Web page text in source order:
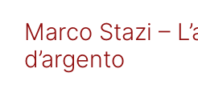
Marco Stazi –
d’argento